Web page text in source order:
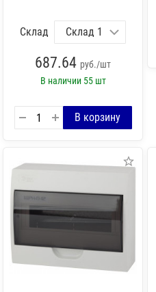
Склад
687.64 руб./шт
В наличии 55 шт